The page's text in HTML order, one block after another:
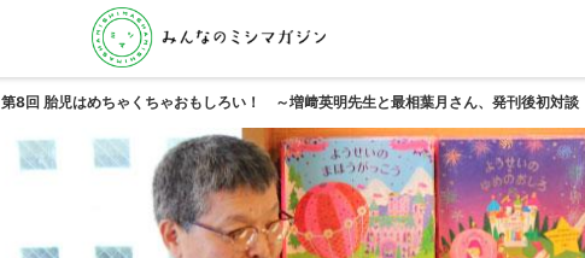
第8回 胎児はめちゃくちゃおもしろい！ ～増﨑英明先生と最相葉月さん、発刊後初対談